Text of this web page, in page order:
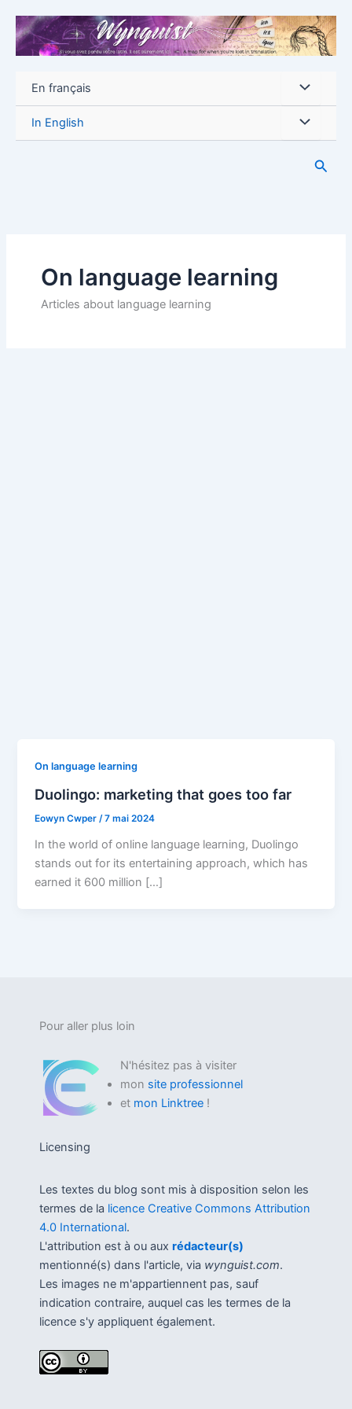
contenu
En français
In English
On language learning
Articles about language learning
On language learning
Duolingo: marketing that goes too far
Eowyn Cwper/7 mai 2024
In the world of online language learning, Duolingo
stands out for its entertaining approach, which has
earned it 600 million […]
Pour aller plus loin
N'hésitez pas à visiter
mon site professionnel
et mon Linktree !
Licensing
Les textes du blog sont mis à disposition selon les
termes de la licence Creative Commons Attribution
4.0 International.
L'attribution est à ou aux rédacteur(s)
mentionné(s) dans l'article, via wynguist.com.
Les images ne m'appartiennent pas, sauf
indication contraire, auquel cas les termes de la
licence s'y appliquent également.